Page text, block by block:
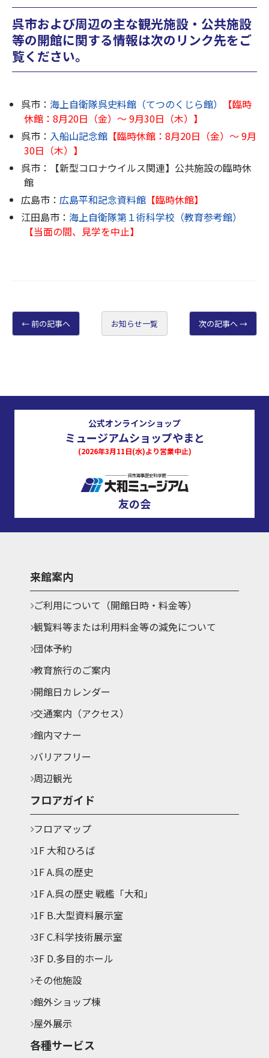
呉市および周辺の主な観光施設・公共施設
等の開館に関する情報は次のリンク先をご
覧ください。
呉市：海上自衛隊呉史料館（てつのくじら館）
【臨時
休館：8月20日（金）～ 9月30日（木）】
呉市： 入船山記念館 【臨時休館：8月20日（金）～ 9月
30日（木）】
呉市：【新型コロナウイルス関連】公共施設の臨時休
館
広島市：広島平和記念資料館 【臨時休館】
江田島市：海上自衛隊第１術科学校（教育参考館）
【当面の間、見学を中止】
前の記事へ お知らせ一覧 次の記事へ
公式オンラインショップ
ミュージアムショップやまと
(2026年3月11日(水)より営業中止)
友の会
来館案内
ご利用について（開館日時・料金等）
観覧料等または利用料金等の減免について
団体予約
教育旅行のご案内
開館日カレンダー
交通案内（アクセス）
館内マナー
バリアフリー
周辺観光
フロアガイド
フロアマップ
1F 大和ひろば
1F A.呉の歴史
1F A.呉の歴史 戦艦「大和」
1F B.大型資料展示室
3F C.科学技術展示室
3F D.多目的ホール
その他施設
館外ショップ棟
屋外展示
各種サービス